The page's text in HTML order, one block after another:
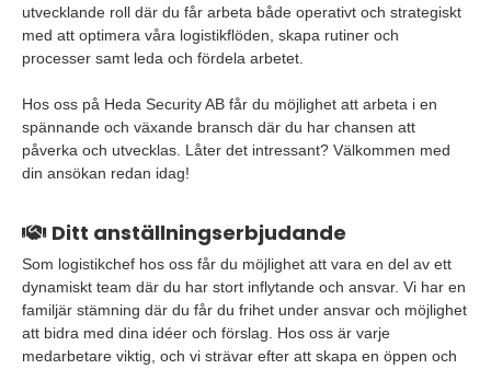
utvecklande roll där du får arbeta både operativt och strategiskt
med att optimera våra logistikflöden, skapa rutiner och
processer samt leda och fördela arbetet.
Hos oss på Heda Security AB får du möjlighet att arbeta i en
spännande och växande bransch där du har chansen att
påverka och utvecklas. Låter det intressant? Välkommen med
din ansökan redan idag!
Ditt anställningserbjudande
Som logistikchef hos oss får du möjlighet att vara en del av ett
dynamiskt team där du har stort inflytande och ansvar. Vi har en
familjär stämning där du får du frihet under ansvar och möjlighet
att bidra med dina idéer och förslag. Hos oss är varje
medarbetare viktig, och vi strävar efter att skapa en öppen och